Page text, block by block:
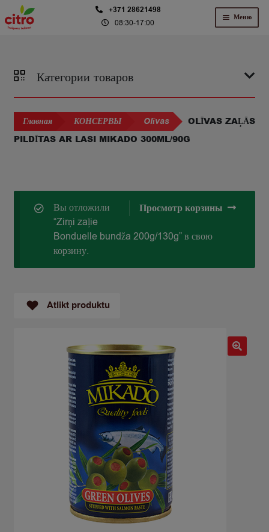
Перейти
Перейти
+371 28621498
08:30-17:00
Меню
Категории товаров
Главная КОНСЕРВЫ Olīvas
OLĪVAS ZAĻĀS
PILDĪTAS AR LASI MIKADO 300ML/90G
Просмотр корзины
Вы отложили
“Zirņi zaļie
Bonduelle bundža 200g/130g” в свою
корзину.
Atlikt produktu